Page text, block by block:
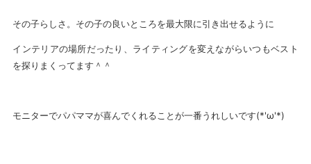
その子らしさ。その子の良いところを最大限に引き出せるように
インテリアの場所だったり、ライティングを変えながらいつもベスト
を探りまくってます＾＾
モニターでパパママが喜んでくれることが一番うれしいです(*'ω'*)